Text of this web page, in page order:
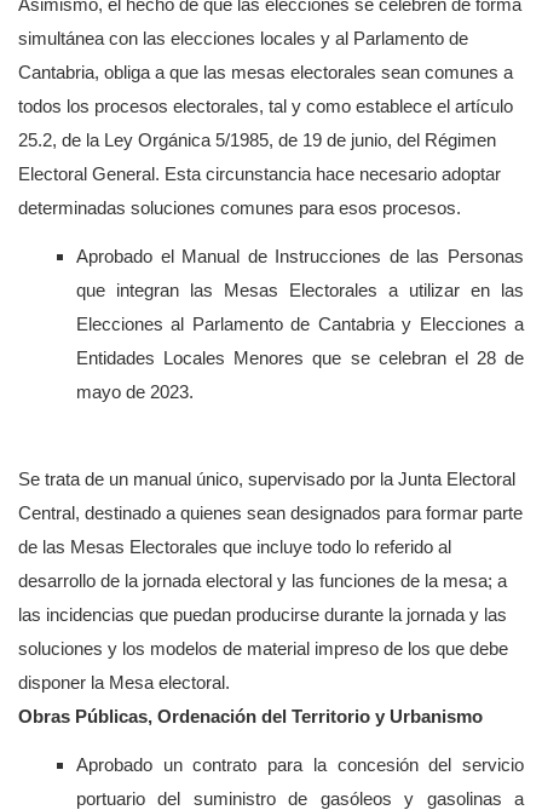
Asimismo, el hecho de que las elecciones se celebren de forma
simultánea con las elecciones locales y al Parlamento de
Cantabria, obliga a que las mesas electorales sean comunes a
todos los procesos electorales, tal y como establece el artículo
25.2, de la Ley Orgánica 5/1985, de 19 de junio, del Régimen
Electoral General. Esta circunstancia hace necesario adoptar
determinadas soluciones comunes para esos procesos.
Aprobado el Manual de Instrucciones de las Personas
que integran las Mesas Electorales a utilizar en las
Elecciones al Parlamento de Cantabria y Elecciones a
Entidades Locales Menores que se celebran el 28 de
mayo de 2023.
Se trata de un manual único, supervisado por la Junta Electoral
Central, destinado a quienes sean designados para formar parte
de las Mesas Electorales que incluye todo lo referido al
desarrollo de la jornada electoral y las funciones de la mesa; a
las incidencias que puedan producirse durante la jornada y las
soluciones y los modelos de material impreso de los que debe
disponer la Mesa electoral.
Obras Públicas, Ordenación del Territorio y Urbanismo
Aprobado un contrato para la concesión del servicio
portuario del suministro de gasóleos y gasolinas a